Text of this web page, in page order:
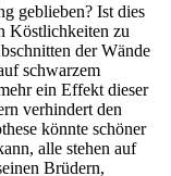
geblieben? Ist dies
Köstlichkeiten zu
der Wände
schwarzem
ein Effekt dieser
verhindert den
könnte schöner
alle stehen auf
Brüdern,